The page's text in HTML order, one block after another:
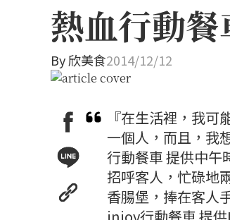
熱血行動
By欣美食2014/12/12
『在生活裡，我
一個人，而且，我
行動餐車 提供中午
招呼客人，忙碌地
香腸堡，捧在客人